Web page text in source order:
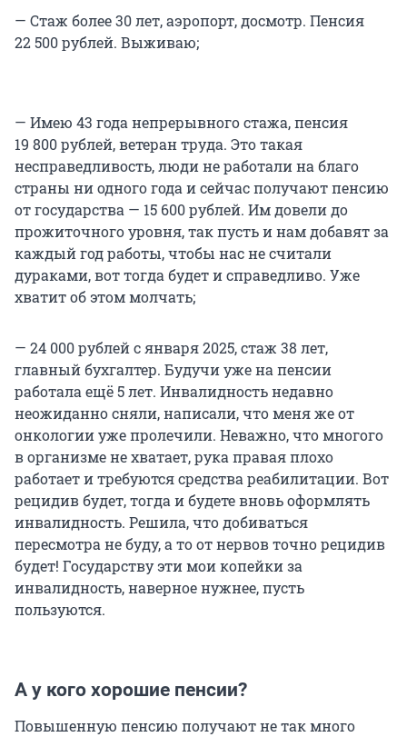
— Стаж более 30 лет, аэропорт, досмотр. Пенсия
22 500 рублей. Выживаю;
— Имею 43 года непрерывного стажа, пенсия
19 800 рублей, ветеран труда. Это такая
несправедливость, люди не работали на благо
страны ни одного года и сейчас получают пенсию
от государства — 15 600 рублей. Им довели до
прожиточного уровня, так пусть и нам добавят за
каждый год работы, чтобы нас не считали
дураками, вот тогда будет и справедливо. Уже
хватит об этом молчать;
— 24 000 рублей с января 2025, стаж 38 лет,
главный бухгалтер. Будучи уже на пенсии
работала ещё 5 лет. Инвалидность недавно
неожиданно сняли, написали, что меня же от
онкологии уже пролечили. Неважно, что многого
в организме не хватает, рука правая плохо
работает и требуются средства реабилитации. Вот
рецидив будет, тогда и будете вновь оформлять
инвалидность. Решила, что добиваться
пересмотра не буду, а то от нервов точно рецидив
будет! Государству эти мои копейки за
инвалидность, наверное нужнее, пусть
пользуются.
А у кого хорошие пенсии?
Повышенную пенсию получают не так много